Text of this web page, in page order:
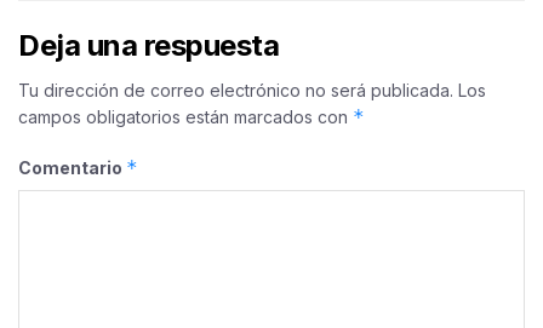
Deja una respuesta
Tu dirección de correo electrónico no será publicada. Los
campos obligatorios están marcados con *
Comentario *